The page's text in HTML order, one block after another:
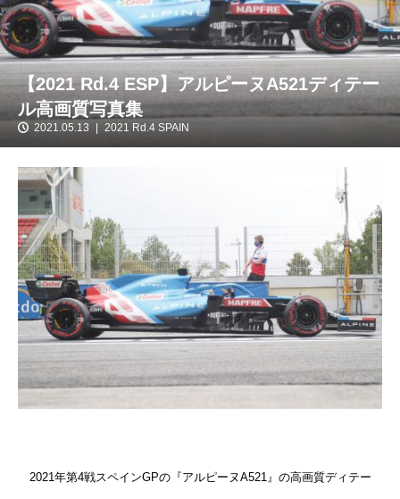
【2021 Rd.4 ESP】アルピーヌA521ディテー
ル高画質写真集
2021.05.13 2021 Rd.4 SPAIN
2021年第4戦スペインGPの『アルピーヌA521』の高画質ディテー